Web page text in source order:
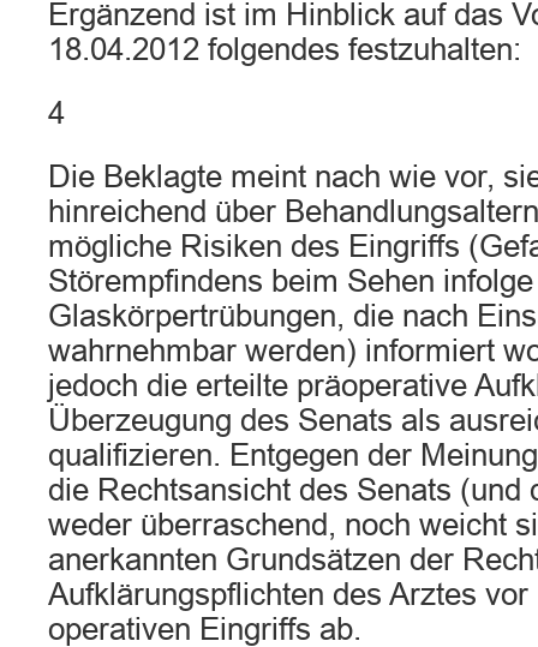
Ergänzend ist im Hinblick auf das
18.04.2012 folgendes festzuhalten:
4
Die Beklagte meint nach wie vor,
hinreichend über
mögliche Risiken des Eingriffs
Störempfindens beim Sehen
Glaskörpertrübungen, die nach
wahrnehmbar werden) informiert
jedoch die erteilte präoperative
Überzeugung des Senats als
qualifizieren. Entgegen der
die Rechtsansicht des Senats (und
weder überraschend, noch weicht
anerkannten Grundsätzen der
Aufklärungspflichten des Arztes
operativen Eingriffs ab.